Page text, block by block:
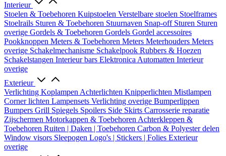
Interieur
Stoelen & Toebehoren Kuipstoelen Verstelbare stoelen Stoelframes
Stoelrails Sturen & Toebehoren Stuurnaven Snap-off Sturen Sturen
overige Gordels & Toebehoren Gordels Gordel accessoires
Pookknoppen Meters & Toebehoren Meters Meterhouders Meters
overige Schakelmechanisme Schakelpook Rubbers & Hoezen
Schakelstangen Interieur bars Elektronica Automatten Interieur
overige
Exterieur
Verlichting Koplampen Achterlichten Knipperlichten Mistlampen
Corner lichten Lampensets Verlichting overige Bumperlippen
Bumpers Grill Spiegels Spoilers Side Skirts Carrosserie reparatie
Zijschermen Motorkappen & Toebehoren Achterkleppen &
Toebehoren Ruiten | Daken | Toebehoren Carbon & Polyester delen
Window visors Sleepogen Logo's | Stickers | Folies Exterieur
overige